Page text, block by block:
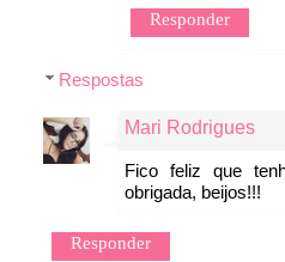
Responder
Respostas
Mari Rodrigues
Fico feliz que
obrigada, beijos!!!
Responder